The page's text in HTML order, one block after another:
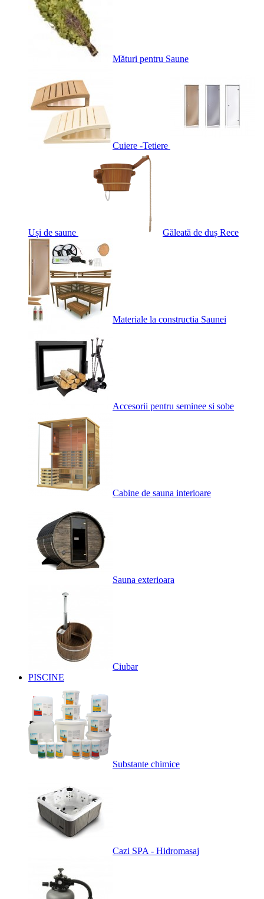
Mături pentru Saune
Cuiere -Tetiere
Uși de saune Găleată de duș Rece
Materiale la constructia Saunei
Accesorii pentru seminee si sobe
Cabine de sauna interioare
Sauna exterioara
Ciubar
PISCINE
Substante chimice
Cazi SPA - Hidromasaj